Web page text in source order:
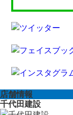
店舗情報
千代田建設